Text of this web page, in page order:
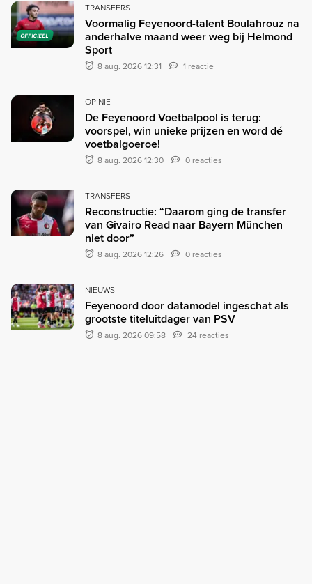
OFFICIEEL
TRANSFERS
Voormalig Feyenoord-talent Boulahrouz na
anderhalve maand weer weg bij Helmond
Sport
8 aug. 2026 12:31 1 reactie
OPINIE
De Feyenoord Voetbalpool is terug:
voorspel, win unieke prijzen en word dé
voetbalgoeroe!
8 aug. 2026 12:30 0 reacties
TRANSFERS
Reconstructie: “Daarom ging de transfer
van Givairo Read naar Bayern München
niet door”
8 aug. 2026 12:26 0 reacties
NIEUWS
Feyenoord door datamodel ingeschat als
grootste titeluitdager van PSV
8 aug. 2026 09:58 24 reacties